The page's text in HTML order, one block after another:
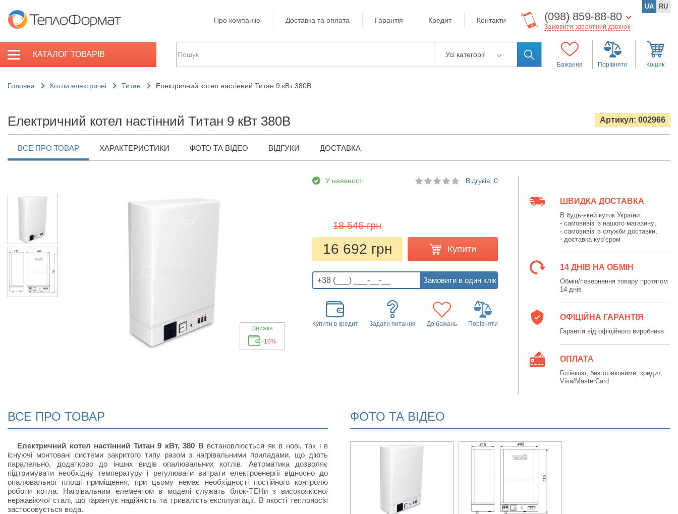
Про компанію Доставка та оплата Гарантія Кредит Контакти (098) 859-88-80
Замовити зворотний дзвінок
UA RU
КАТАЛОГ ТОВАРІВ Усі категорії
Бажання Порівняти Кошик
Головна Котли електричні Титан Електричний котел настінний Титан 9 кВт 380В
Електричний котел настінний Титан 9 кВт 380В Артикул: 002966
ВСЕ ПРО ТОВАР ХАРАКТЕРИСТИКИ ФОТО ТА ВІДЕО ВІДГУКИ ДОСТАВКА
Знижка
-10%
У наявності Відгуків: 0
18 546 грн
16 692 грн Купити
Купити в кредит Задати питання До бажань Порівняти
ШВИДКА ДОСТАВКА
В будь-який куток України:
- самовивіз із нашого магазину;
- самовивіз із служби доставки;
- доставка кур’єром
14 ДНІВ НА ОБМІН
Обмін/повернення товару протягом
14 днів
ОФІЦІЙНА ГАРАНТІЯ
Гарантія від офіційного виробника
ОПЛАТА
Готівкою, безготівковими, кредит,
Visa/MasterCard
ВСЕ ПРО ТОВАР
Електричний котел настінний Титан 9 кВт, 380 В встановлюється як в нові, так і в
існуючі монтовані системи закритого типу разом з нагрівальними приладами, що діють
паралельно, додатково до інших видів опалювальних котлів. Автоматика дозволяє
підтримувати необхідну температуру і регулювати витрати електроенергії відносно до
опалювальної площі приміщення, при цьому немає необхідності постійного контролю
роботи котла. Нагрівальним елементом в моделі служать блок-ТЕНи з високоякісної
нержавіючої сталі, що гарантує надійність та тривалість експлуатації. В якості теплоносія
застосовується вода.
ФОТО ТА ВІДЕО